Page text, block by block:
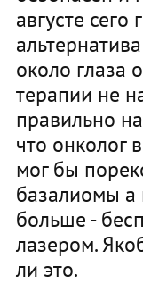
августе сего
около глаза
терапии не
правильно
что онколог
мог бы
базалиомы а
больше -
лазером.
ли это.